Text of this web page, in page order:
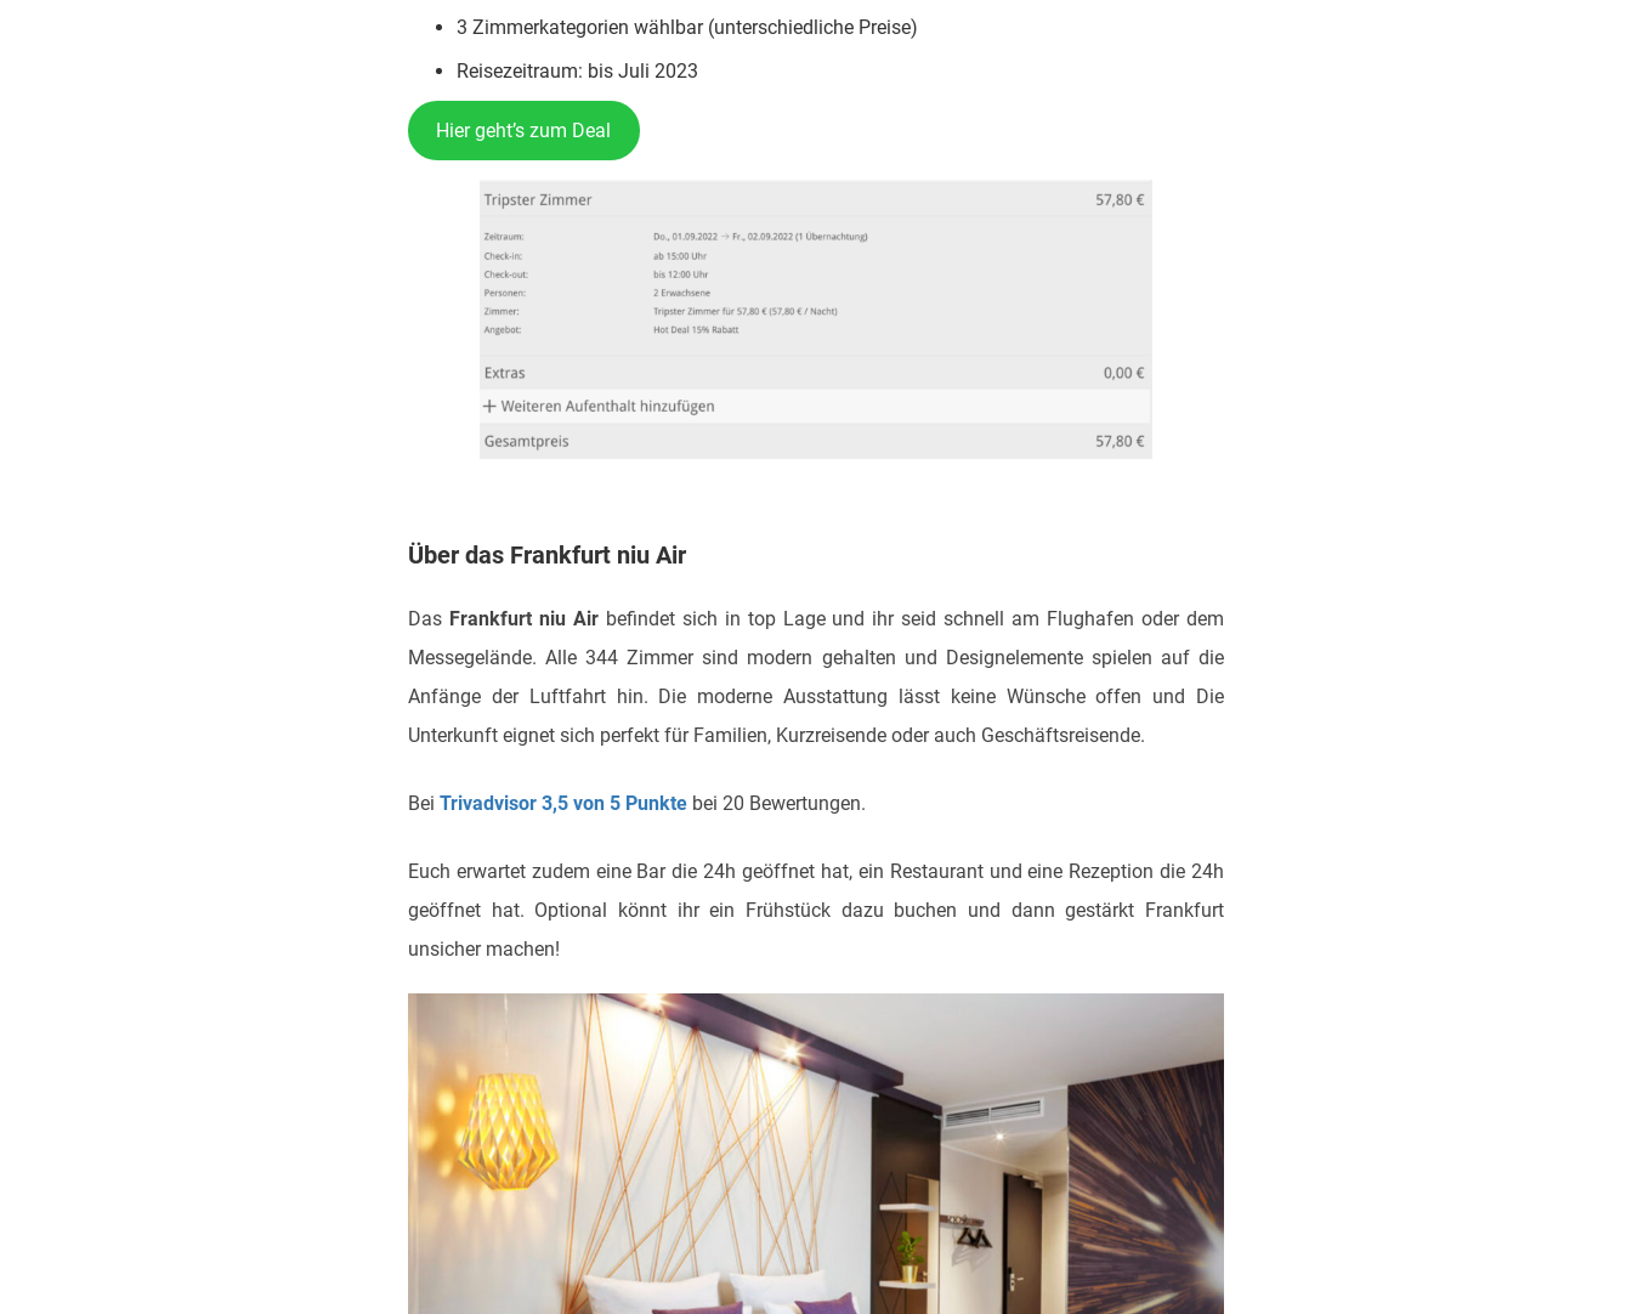
3 Zimmerkategorien wählbar (unterschiedliche Preise)
Reisezeitraum: bis Juli 2023
Hier geht’s zum Deal
Über das Frankfurt niu Air
Das Frankfurt niu Air befindet sich in top Lage und ihr seid schnell am Flughafen oder dem
Messegelände. Alle 344 Zimmer sind modern gehalten und Designelemente spielen auf die
Anfänge der Luftfahrt hin. Die moderne Ausstattung lässt keine Wünsche offen und Die
Unterkunft eignet sich perfekt für Familien, Kurzreisende oder auch Geschäftsreisende.
Bei Trivadvisor 3,5 von 5 Punkte bei 20 Bewertungen.
Euch erwartet zudem eine Bar die 24h geöffnet hat, ein Restaurant und eine Rezeption die 24h
geöffnet hat. Optional könnt ihr ein Frühstück dazu buchen und dann gestärkt Frankfurt
unsicher machen!